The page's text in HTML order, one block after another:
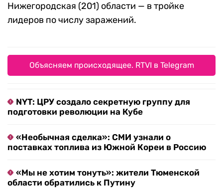
Нижегородская (201) области — в тройке
лидеров по числу заражений.
Объясняем происходящее. RTVI в Telegram
NYT: ЦРУ создало секретную группу для
подготовки революции на Кубе
«Необычная сделка»: СМИ узнали о
поставках топлива из Южной Кореи в Россию
«Мы не хотим тонуть»: жители Тюменской
области обратились к Путину